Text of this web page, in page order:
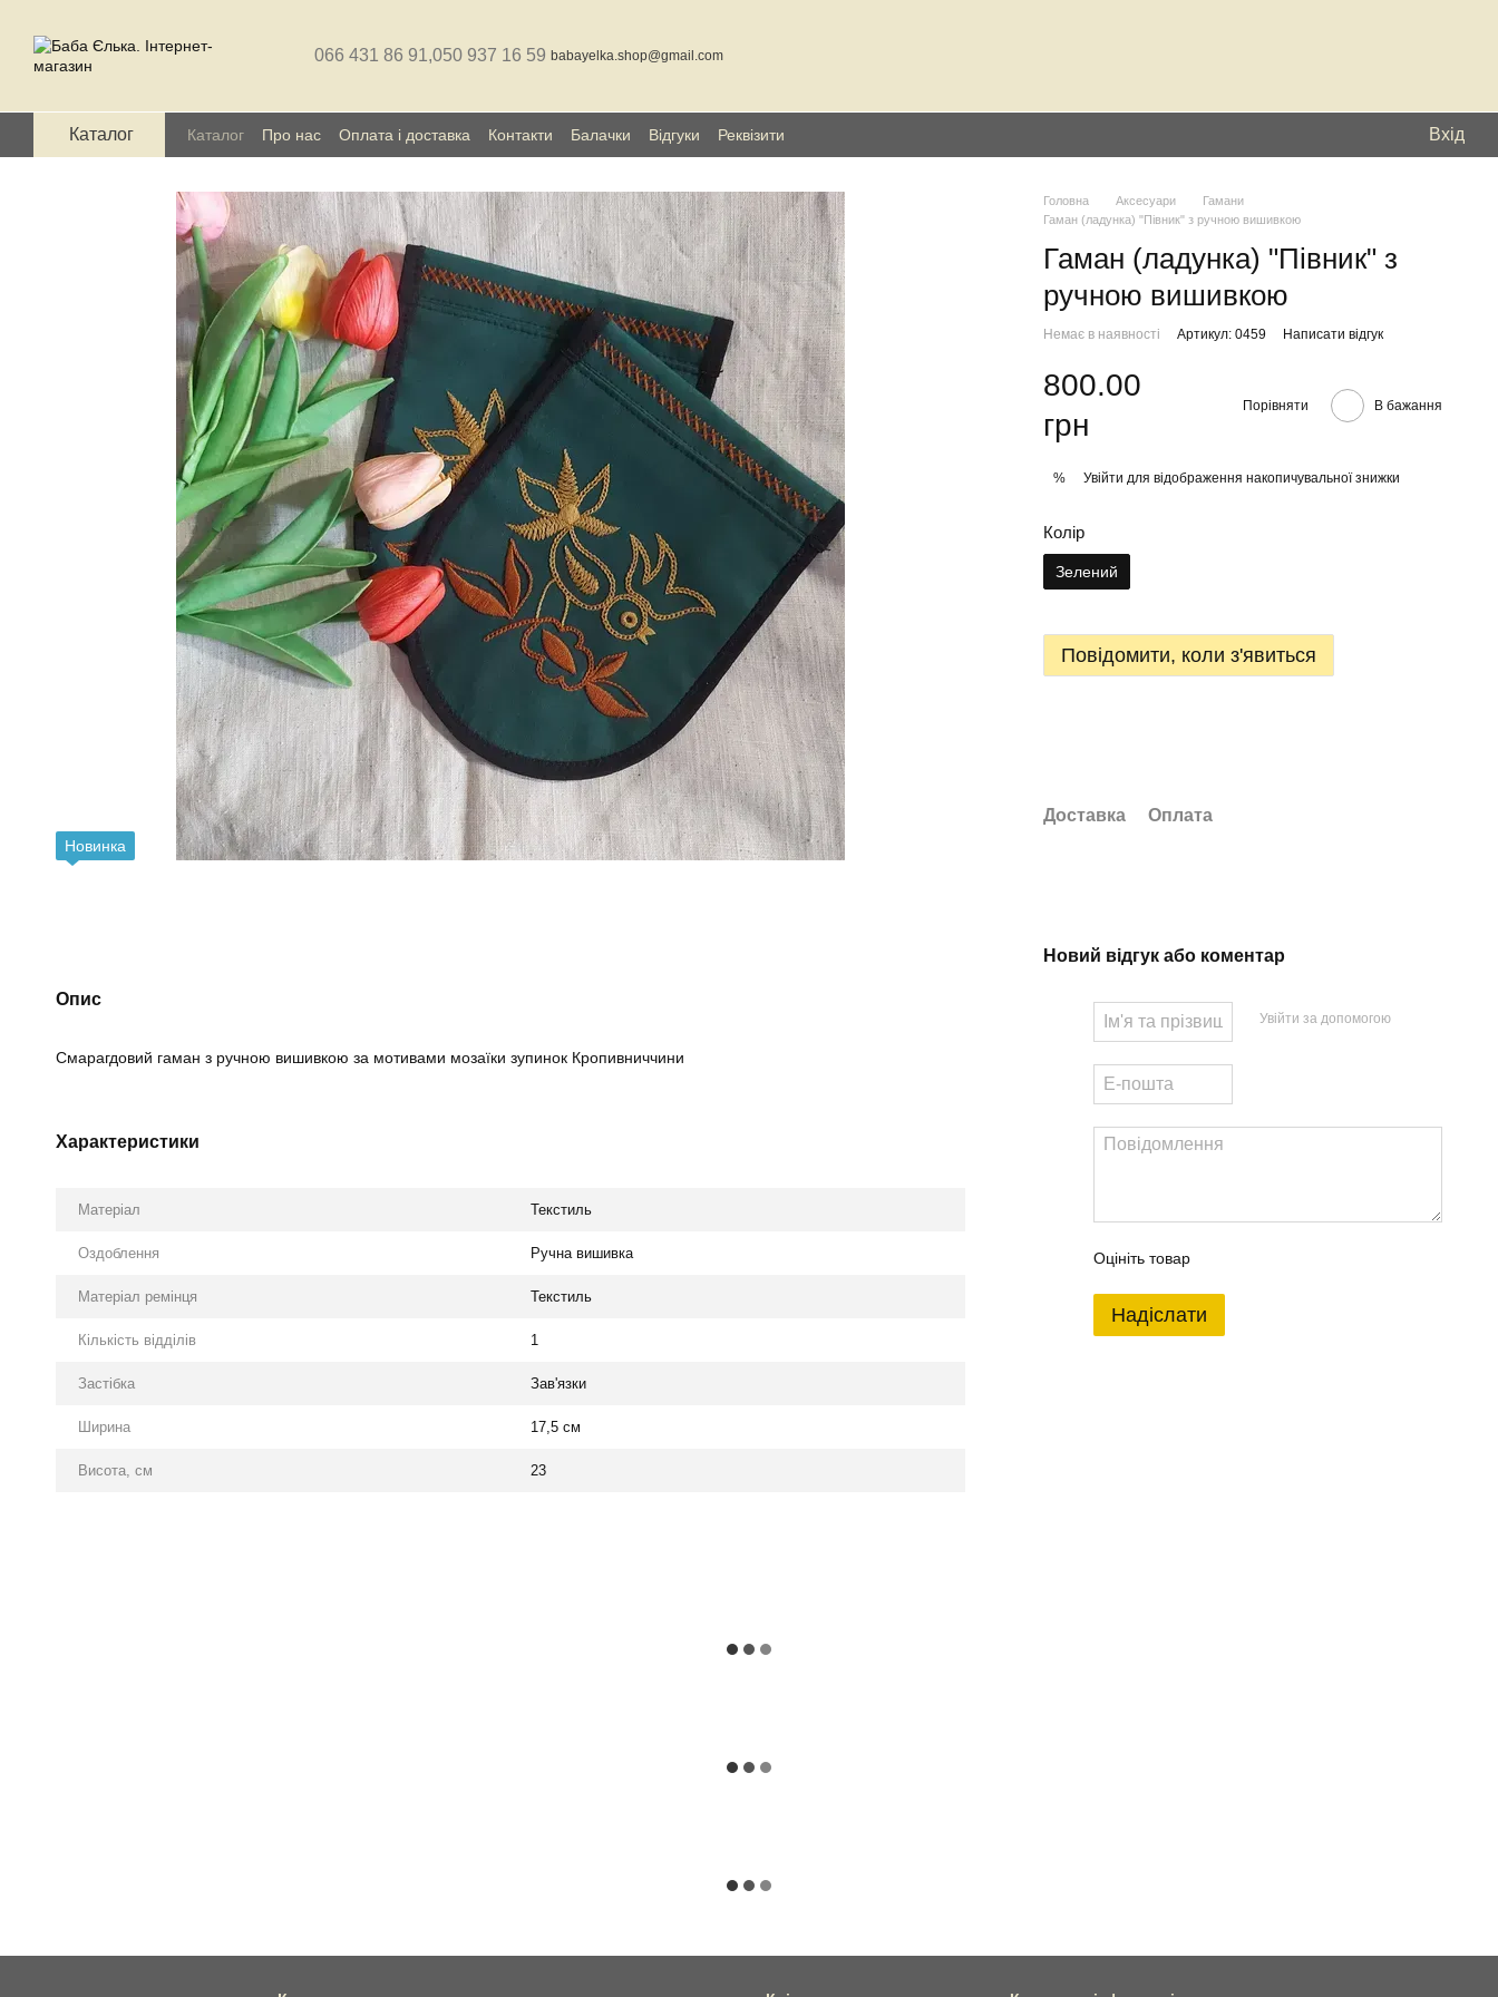
066 431 86 91,050 937 16 59 babayelka.shop@gmail.com
Каталог Каталог Про нас Оплата і доставка Контакти Балачки Відгуки Реквізити Вхід
Головна Аксесуари
Гамани
Гаман (ладунка) "Півник" з ручною вишивкою
Гаман (ладунка) "Півник" з
ручною вишивкою
Немає в наявності Артикул: 0459 Написати відгук
800.00
грн
Порівняти В бажання
% Увійти для відображення накопичувальної знижки
Колір
Зелений
Повідомити, коли з'явиться
Доставка Оплата
Новий відгук або коментар
Увійти за допомогою
Оцініть товар
Надіслати
Новинка
Опис
Смарагдовий гаман з ручною вишивкою за мотивами мозаїки зупинок Кропивниччини
Характеристики
Матеріал Текстиль
Оздоблення Ручна вишивка
Матеріал ремінця Текстиль
Кількість відділів 1
Застібка Зав'язки
Ширина 17,5 см
Висота, см 23